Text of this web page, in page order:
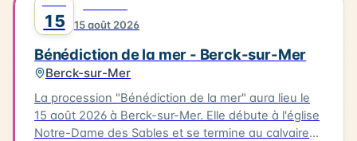
ensuite rendu aux marins disparus. Cette tradition
est une occasion pour les habitants de se
rassembler et de célébrer leur lien avec la mer.
15 15 août 2026
Bénédiction de la mer - Berck-sur-Mer
Berck-sur-Mer
La procession "Bénédiction de la mer" aura lieu le
15 août 2026 à Berck-sur-Mer. Elle débute à l'église
Notre-Dame des Sables et se termine au calvaire